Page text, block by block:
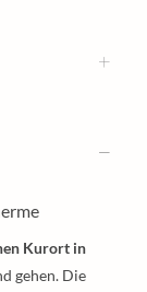
Kurort in
gehen. Die